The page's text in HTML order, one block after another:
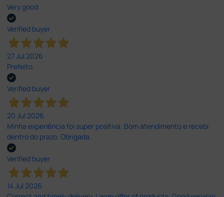
Very good
Verified buyer
27 Jul 2026
Prefeito
Verified buyer
20 Jul 2026
Minha experiência foi super positiva. Bom atendimento e recebi
dentro do prazo. Obrigada.
Verified buyer
14 Jul 2026